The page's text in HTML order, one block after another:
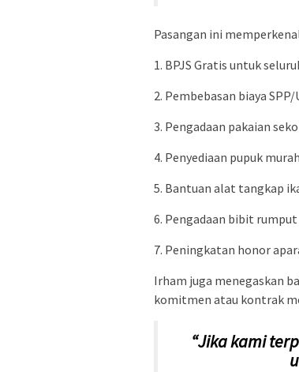
Pasangan ini
1. BPJS Gratis untuk
2. Pembebasan biaya
3. Pengadaan pakaian
4. Penyediaan pupuk
5. Bantuan alat tangkap
6. Pengadaan bibit
7. Peningkatan honor
Irham juga menegaskan
komitmen atau kontrak
“Jika kami